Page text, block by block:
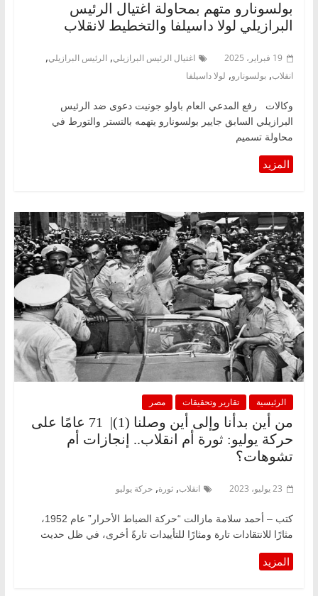
بولسونارو متهم بمحاولة اغتيال الرئيس
البرازيلي لولا داسيلفا والتخطيط لانقلاب
19 فبراير، 2025 اغتيال الرئيس البرازيلي, الرئيس البرازيلي,
انقلاب, بولسونارو, لولا داسيلفا
وكالات رفع المدعي العام باولو جونيت دعوى ضد الرئيس
البرازيلي السابق جايير بولسونارو يتهمه بالتستر والتورط في
محاولة تسميم
الرئيسية تقارير وتحقيقات مصر
من أين بدأنا وإلى أين وصلنا (1)| 71 عامًا على
حركة يوليو: ثورة أم انقلاب.. إنجازات أم
تشوهات؟
23 يوليو، 2023 انقلاب, ثورة, حركة يوليو
كتب – أحمد سلامة مازالت “حركة الضباط الأحرار” عام 1952،
مثارًا للانتقادات تارة ومثارًا للتأييدات تارةً أخرى، في ظل حديث